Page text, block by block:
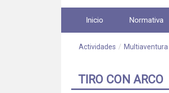
Inicio Normativa
Actividades / Multiaventura
TIRO CON ARCO